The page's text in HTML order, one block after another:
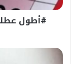
عرفات
#أطول
سويداءُ